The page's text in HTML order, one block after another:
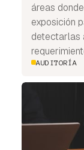
áreas
exposición
detectarlas
AUDITORÍA